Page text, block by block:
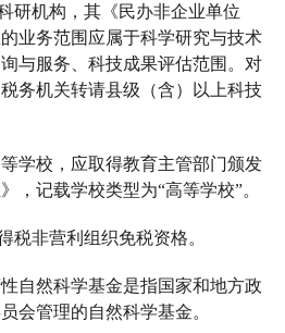
研机构，其《民办非企业单位
业务范围应属于科学研究与技术
与服务、科技成果评估范围。对
务机关转请县级（含）以上科技
学校，应取得教育主管部门颁发
，记载学校类型为“高等学校”。
税非营利组织免税资格。
自然科学基金是指国家和地方政
会管理的自然科学基金。